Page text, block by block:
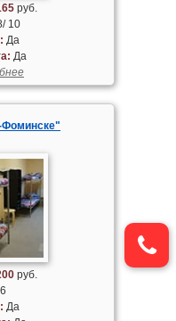
руб.
10
Да
Да
руб.
Да